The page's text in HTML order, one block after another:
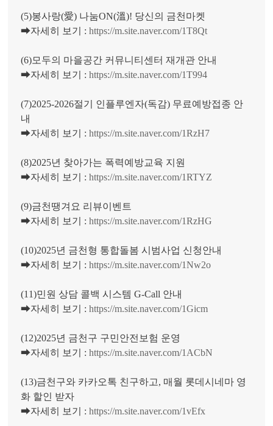
(5)봉사랑(愛) 나눔ON(溫)! 당신의 금천마켓
➡자세히 보기 :https://m.site.naver.com/1T8Qt
(6)모두의 마을공간 커뮤니티센터 재개관 안내
➡자세히 보기 :https://m.site.naver.com/1T994
(7)2025-2026절기 인플루엔자(독감) 무료예방접종 안
내
➡자세히 보기 :https://m.site.naver.com/1RzH7
(8)2025년 찾아가는 폭력예방교육 지원
➡자세히 보기 :https://m.site.naver.com/1RTYZ
(9)금천땡겨요 리뷰이벤트
➡자세히 보기 :https://m.site.naver.com/1RzHG
(10)2025년 금천형 통합돌봄 시범사업 신청안내
➡자세히 보기 :https://m.site.naver.com/1Nw2o
(11)민원 상담 콜백 시스템 G-Call 안내
➡자세히 보기 :https://m.site.naver.com/1Gicm
(12)2025년 금천구 구민안전보험 운영
➡자세히 보기 :https://m.site.naver.com/1ACbN
(13)금천구와 카카오톡 친구하고, 매월 롯데시네마 영
화 할인 받자
➡자세히 보기 :https://m.site.naver.com/1vEfx